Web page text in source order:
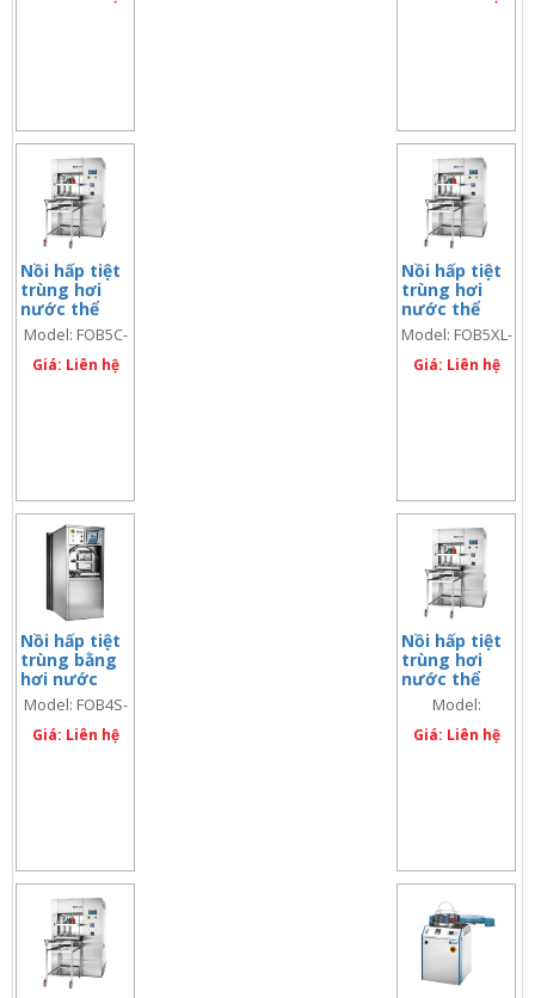
Nồi hấp tiệt
trùng hơi
nước thể
tích lớn 505
lít, Model:
FOB5C-TS
Model: FOB5C-
TS
Giá: Liên hệ
Nồi hấp tiệt
trùng hơi
nước thể
tích lớn 1050
lít, Model:
FOB5XL-TS
Model: FOB5XL-
TS
Giá: Liên hệ
Nồi hấp tiệt
trùng bằng
hơi nước
loại đứng,
366 lít; 02
cửa, Model:
Model: FOB4S-
TS/FOB4L-TS
Giá: Liên hệ
Nồi hấp tiệt
trùng hơi
nước thể
tích lớn 980
lít, Model:
FOB5SSXL-TS
Model:
FOB5SSXL-TS
Giá: Liên hệ